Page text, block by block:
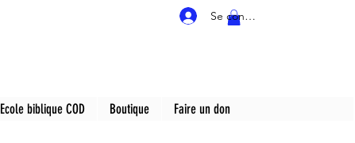
Se connecter
Ecole biblique COD Boutique Faire un don